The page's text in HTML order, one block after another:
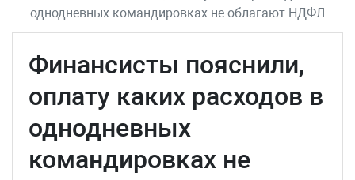
однодневных командировках не облагают НДФЛ
Финансисты пояснили,
оплату каких расходов в
однодневных
командировках не